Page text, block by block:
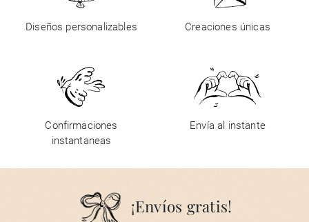
Diseños personalizables Creaciones únicas
Confirmaciones
instantaneas
Envía al instante
¡Envíos gratis!